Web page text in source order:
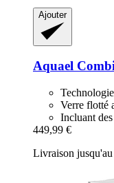
Ajouter
Aquael
Verre flotté
Incluant
449,99 €
Livraison